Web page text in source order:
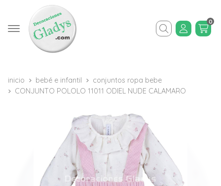
Buscar
0
inicio bebé e infantil
conjuntos ropa bebe
CONJUNTO POLOLO 11011 ODIEL NUDE CALAMARO